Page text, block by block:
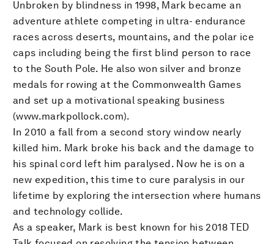
Unbroken by blindness in 1998, Mark became an
adventure athlete competing in ultra- endurance
races across deserts, mountains, and the polar ice
caps including being the first blind person to race
to the South Pole. He also won silver and bronze
medals for rowing at the Commonwealth Games
and set up a motivational speaking business
(www.markpollock.com).
In 2010 a fall from a second story window nearly
killed him. Mark broke his back and the damage to
his spinal cord left him paralysed. Now he is on a
new expedition, this time to cure paralysis in our
lifetime by exploring the intersection where humans
and technology collide.
As a speaker, Mark is best known for his 2018 TED